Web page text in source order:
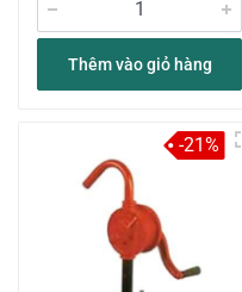
Thêm vào giỏ hàng
-21%